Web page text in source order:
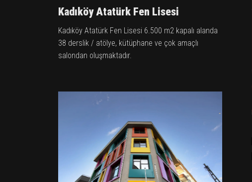
Kadıköy Atatürk Fen Lisesi
Kadıköy Atatürk Fen Lisesi 6.500 m2 kapalı alanda
38 derslik / atölye, kütüphane ve çok amaçlı
salondan oluşmaktadır.